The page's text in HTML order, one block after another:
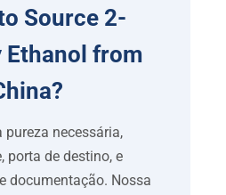
Source 2-
Ethanol from
?
pureza necessária,
porta de destino, e
documentação. Nossa